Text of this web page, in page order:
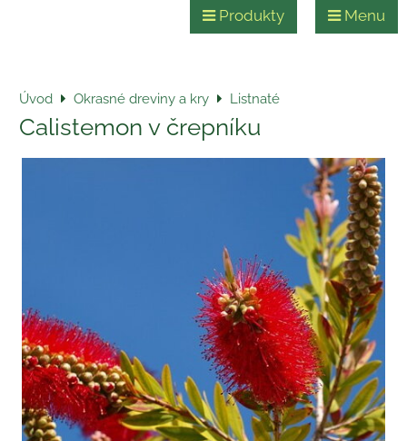
Produkty Menu
Úvod Okrasné dreviny a kry Listnaté
Calistemon v črepníku